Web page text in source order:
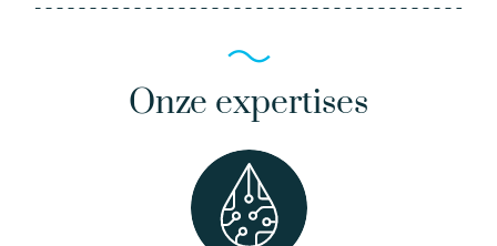
Onze expertises